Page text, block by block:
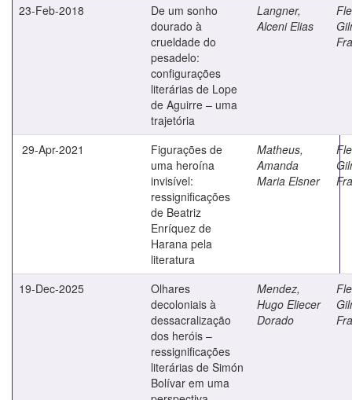
23-Feb-2018
De um sonho
dourado à
crueldade do
pesadelo:
configurações
literárias de Lope
de Aguirre – uma
trajetória
Langner,
Alceni Elias
29-Apr-2021
Figurações de
uma heroína
invisível:
ressignificações
de Beatriz
Enríquez de
Harana pela
literatura
Matheus,
Amanda
Maria Elsner
19-Dec-2025
Olhares
decoloniais à
dessacralização
dos heróis –
ressignificações
literárias de Simón
Bolívar em uma
Mendez,
Hugo Eliecer
Dorado